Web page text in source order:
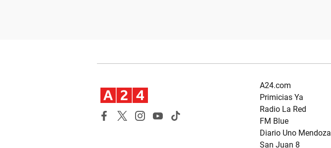
A24.com
Primicias Ya
Radio La Red
FM Blue
Diario Uno Mendoza
San Juan 8